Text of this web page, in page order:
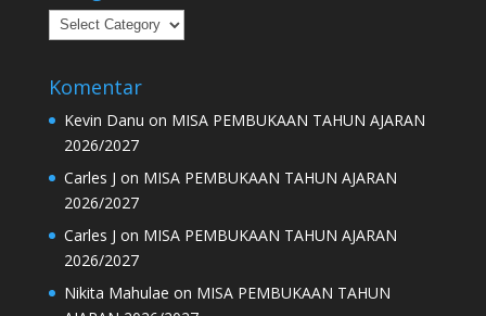
Kategori
Komentar
Kevin Danu on MISA PEMBUKAAN TAHUN AJARAN
2026/2027
Carles J on MISA PEMBUKAAN TAHUN AJARAN
2026/2027
Carles J on MISA PEMBUKAAN TAHUN AJARAN
2026/2027
Nikita Mahulae on MISA PEMBUKAAN TAHUN